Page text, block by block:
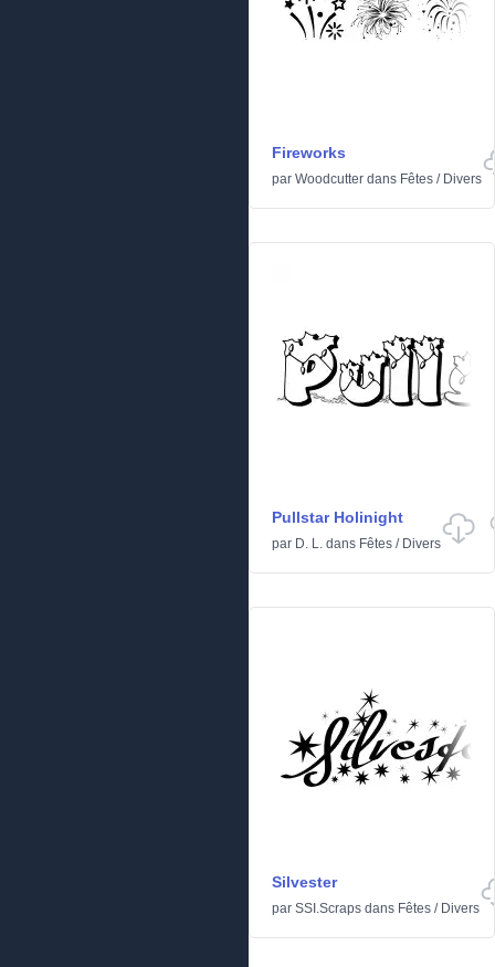
Fireworks
par Woodcutter dans Fêtes / Divers
Pullstar Holinight
par D. L. dans Fêtes / Divers
Silvester
par SSI.Scraps dans Fêtes / Divers